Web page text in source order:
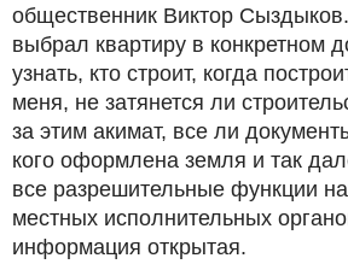
общественник Виктор
выбрал квартиру в конкретном
узнать, кто строит, когда
меня, не затянется ли
за этим акимат, все ли
кого оформлена земля и так
все разрешительные функции
местных исполнительных
информация открытая.